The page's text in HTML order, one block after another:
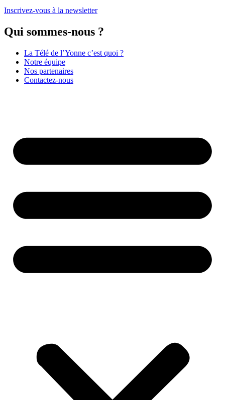
Inscrivez-vous à la newsletter
Qui sommes-nous ?
La Télé de l’Yonne c’est quoi ?
Notre équipe
Nos partenaires
Contactez-nous